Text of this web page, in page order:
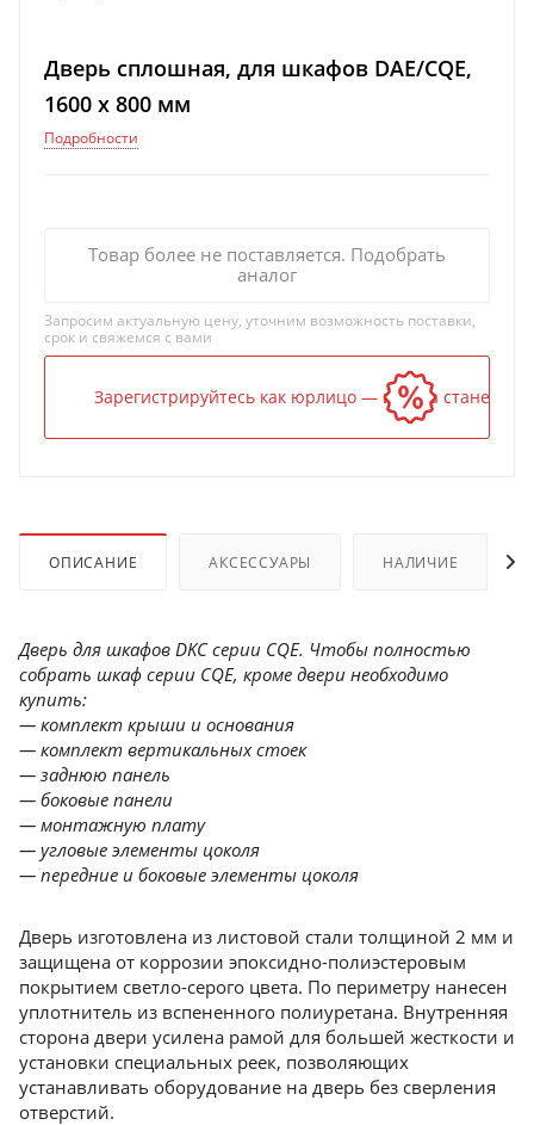
Дверь сплошная, для шкафов DAE/CQE,
1600 x 800 мм
Подробности
Товар более не поставляется. Подобрать
аналог
Запросим актуальную цену, уточним возможность поставки,
срок и свяжемся с вами
Зарегистрируйтесь как юрлицо — и цена станет
ОПИСАНИЕ АКСЕССУАРЫ НАЛИЧИЕ
Дверь для шкафов DKC серии CQE. Чтобы полностью
собрать шкаф серии CQE, кроме двери необходимо
купить:
— комплект крыши и основания
— комплект вертикальных стоек
— заднюю панель
— боковые панели
— монтажную плату
— угловые элементы цоколя
— передние и боковые элементы цоколя
Дверь изготовлена из листовой стали толщиной 2 мм и
защищена от коррозии эпоксидно-полиэстеровым
покрытием светло-серого цвета. По периметру нанесен
уплотнитель из вспененного полиуретана. Внутренняя
сторона двери усилена рамой для большей жесткости и
установки специальных реек, позволяющих
устанавливать оборудование на дверь без сверления
отверстий.